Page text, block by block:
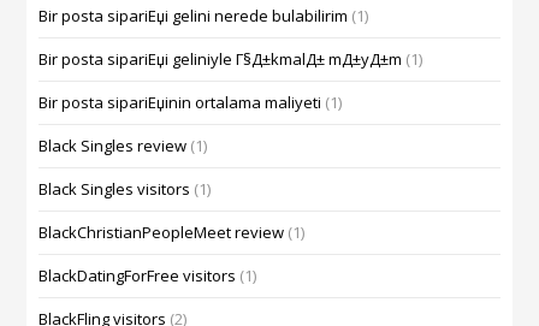
Bir posta sipariЕџi gelini nerede bulabilirim (1)
Bir posta sipariЕџi geliniyle Г§Д±kmalД± mД±yД±m (1)
Bir posta sipariЕџinin ortalama maliyeti (1)
Black Singles review (1)
Black Singles visitors (1)
BlackChristianPeopleMeet review (1)
BlackDatingForFree visitors (1)
BlackFling visitors (2)